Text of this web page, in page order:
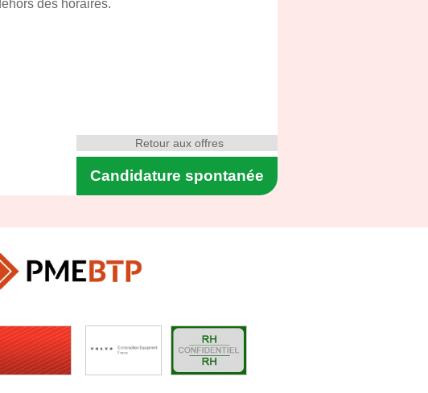
des horaires.
Candidature spontanée
Retour aux offres